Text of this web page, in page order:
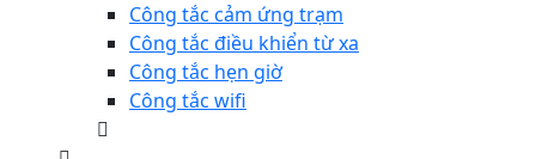
Công tắc cảm ứng trạm
Công tắc điều khiển từ xa
Công tắc hẹn giờ
Công tắc wifi